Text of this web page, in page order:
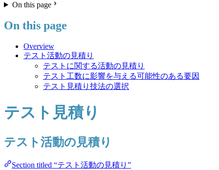
On this page
On this page
Overview
テスト活動の見積り
テストに関する活動の見積り
テスト工数に影響を与える可能性のある要因
テスト見積り技法の選択
テスト見積り
テスト活動の見積り
Section titled “テスト活動の見積り”